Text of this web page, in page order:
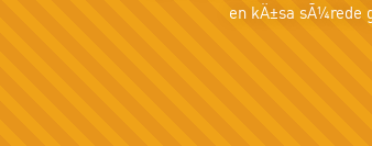
en kÄ±sa sÃ¼rede